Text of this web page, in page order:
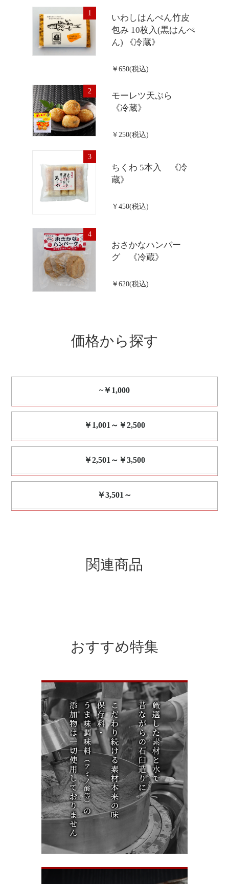
1
いわしはんぺん竹皮
包み 10枚入(黒はんぺ
ん) 《冷蔵》
￥650(税込)
2
モーレツ天ぷら
《冷蔵》
￥250(税込)
3
ちくわ 5本入 《冷
蔵》
￥450(税込)
4
おさかなハンバー
グ 《冷蔵》
￥620(税込)
価格から探す
~￥1,000
￥1,001～￥2,500
￥2,501～￥3,500
￥3,501～
関連商品
おすすめ特集